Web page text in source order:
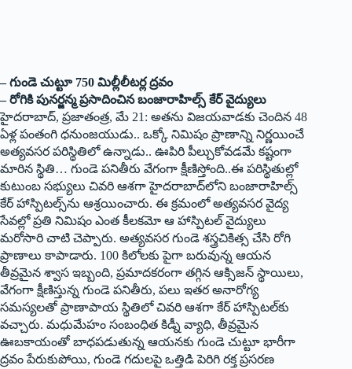
– గుండె చుట్టూ 750 మిల్లీలీటర్ల ద్రవం
– రోగికి పునర్జన్మ ప్రసాదించిన బంజారాహిల్స్ కేర్ వైద్యులు
హైదరాబాద్, ప్రజాతంత్ర, మే 21: అతను విజయవాడకు చెందిన 48
ఏళ్ల పంతంగి ధనుంజయుడు.. ఒక్కో నిమిషం ప్రాణాన్ని నిర్ణయించే
అత్యవసర పరిస్థితిలో ఉన్నాడు.. ఊపిరి పీల్చుకోవడమే కష్టంగా
మారిన స్థితి… గుండె పనితీరు వేగంగా క్షీణిస్తోంది..ఈ ప‌రిస్థితుల్లో
కుటుంబ సభ్యులు చివరి ఆశగా హైదరాబాద్‌లోని బంజారాహిల్స్
కేర్ హాస్పిటల్స్‌ను ఆశ్రయించారు. ఈ క్రమంలో అత్యవసర వైద్య
సేవల్లో ప్రతి నిమిషం ఎంత కీలకమో ఆ హాస్పిటల్ వైద్యులు
మరోసారి చాటి చెప్పారు. అత్యవసర గుండె శస్త్రచికిత్స చేసి రోగి
ప్రాణాలు కాపాడారు. 100 కిలోలకు పైగా బరువున్న ఆయన
తీవ్రమైన శ్వాస ఇబ్బంది, ప్రమాదకరంగా తగ్గిన ఆక్సిజన్ స్థాయిలు,
వేగంగా క్షీణిస్తున్న గుండె పనితీరు, పలు ఇతర అనారోగ్య
సమస్యలతో ప్రాణాపాయ స్థితిలో చివరి ఆశగా కేర్ హాస్పిటల్‌కు
వచ్చారు. మధుమేహం సంబంధిత కిడ్నీ వ్యాధి, తీవ్రమైన
ఊబకాయంతో బాధపడుతున్న ఆయనకు గుండె చుట్టూ భారీగా
ద్రవం పేరుకుపోయి, గుండె గదులపై ఒత్తిడి పెరిగి రక్త ప్రసరణ